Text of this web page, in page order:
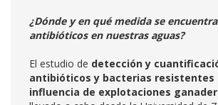
¿Dónde y en qué medida se
antibióticos en nuestras aguas?
El estudio de detección y
antibióticos y bacterias resistentes
influencia de explotaciones